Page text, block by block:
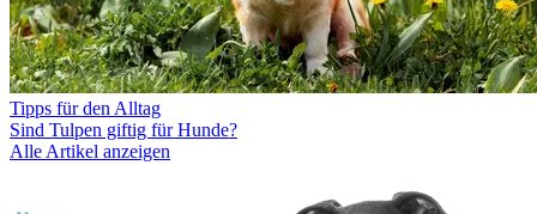
Tipps für den Alltag
Sind Tulpen giftig für Hunde?
Alle Artikel anzeigen